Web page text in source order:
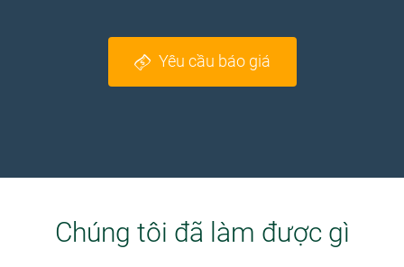
Yêu cầu báo giá
Chúng tôi đã làm được gì